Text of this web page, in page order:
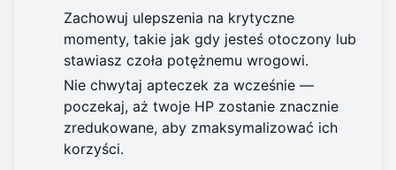
Zachowuj ulepszenia na krytyczne
momenty, takie jak gdy jesteś otoczony lub
stawiasz czoła potężnemu wrogowi.
Nie chwytaj apteczek za wcześnie —
poczekaj, aż twoje HP zostanie znacznie
zredukowane, aby zmaksymalizować ich
korzyści.